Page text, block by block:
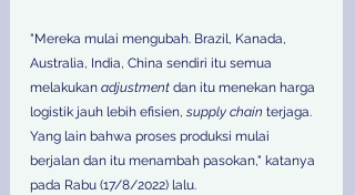
"Mereka mulai mengubah. Brazil, Kanada,
Australia, India, China sendiri itu semua
melakukan adjustment dan itu menekan harga
logistik jauh lebih efisien, supply chain terjaga.
Yang lain bahwa proses produksi mulai
berjalan dan itu menambah pasokan," katanya
pada Rabu (17/8/2022) lalu.